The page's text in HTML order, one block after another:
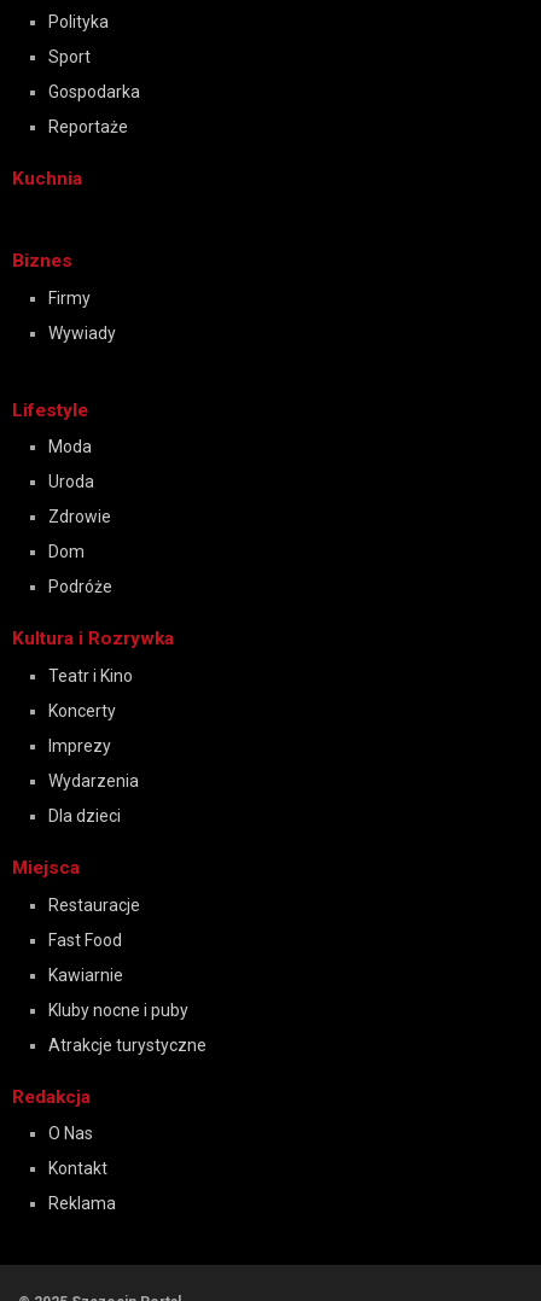
Polityka
Sport
Gospodarka
Reportaże
Kuchnia
Biznes
Firmy
Wywiady
Lifestyle
Moda
Uroda
Zdrowie
Dom
Podróże
Kultura i Rozrywka
Teatr i Kino
Koncerty
Imprezy
Wydarzenia
Dla dzieci
Miejsca
Restauracje
Fast Food
Kawiarnie
Kluby nocne i puby
Atrakcje turystyczne
Redakcja
O Nas
Kontakt
Reklama